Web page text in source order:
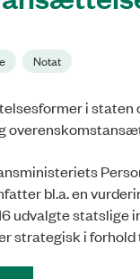
Notat
i
bl.a. en
udvalgte statslige
strategisk i forhold